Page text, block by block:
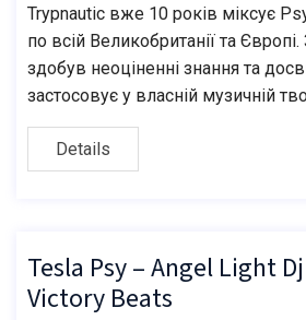
Trypnautic вже 10 років міксує
по всій Великобританії та
здобув неоціненні знання та
застосовує у власній музичній
Details
Tesla Psy – Angel Light
Victory Beats